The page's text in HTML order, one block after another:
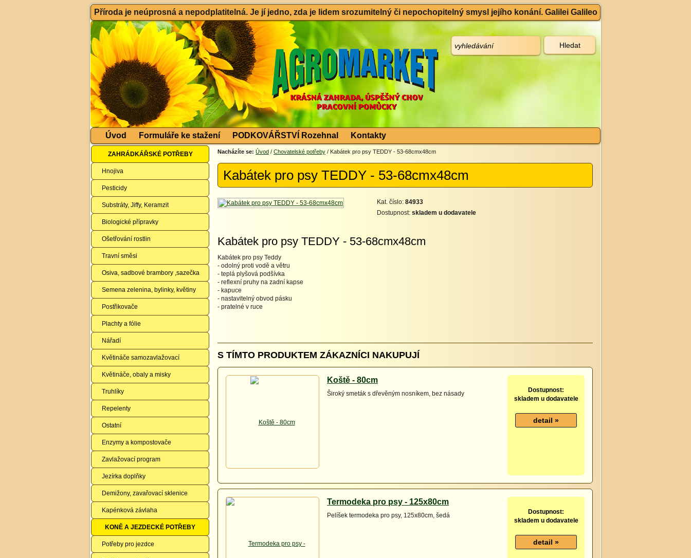
Příroda je neúprosná a nepodplatitelná. Je jí jedno, zda je lidem srozumitelný či nepochopitelný smysl jejího konání. Galilei Galileo
Úvod Formuláře ke stažení PODKOVÁŘSTVÍ Rozehnal Kontakty
ZAHRÁDKÁŘSKÉ POTŘEBY
Hnojiva
Pesticidy
Substráty, Jiffy, Keramzit
Biologické přípravky
Ošetřování rostlin
Travní směsi
Osiva, sadbové brambory ,sazečka
Semena zelenina, bylinky, květiny
Postřikovače
Plachty a fólie
Nářadí
Květináče samozavlažovací
Květináče, obaly a misky
Truhlíky
Repelenty
Ostatní
Enzymy a kompostovače
Zavlažovací program
Jezírka doplňky
Demižony, zavařovací sklenice
Kapénková závlaha
KONĚ A JEZDECKÉ POTŘEBY
Potřeby pro jezdce
Nacházíte se: Úvod / Chovatelské potřeby / Kabátek pro psy TEDDY - 53-68cmx48cm
Kabátek pro psy TEDDY - 53-68cmx48cm
Kat. číslo: 84933
Dostupnost: skladem u dodavatele
Kabátek pro psy TEDDY - 53-68cmx48cm
Kabátek pro psy Teddy
- odolný proti vodě a větru
- teplá plyšová podšívka
- reflexní pruhy na zadní kapse
- kapuce
- nastavitelný obvod pásku
- pratelné v ruce
S TÍMTO PRODUKTEM ZÁKAZNÍCI NAKUPUJÍ
Koště - 80cm
Široký smeták s dřevěným nosníkem, bez násady
Dostupnost:
skladem u dodavatele
Termodeka pro psy - 125x80cm
Pelíšek termodeka pro psy, 125x80cm, šedá
Dostupnost:
skladem u dodavatele